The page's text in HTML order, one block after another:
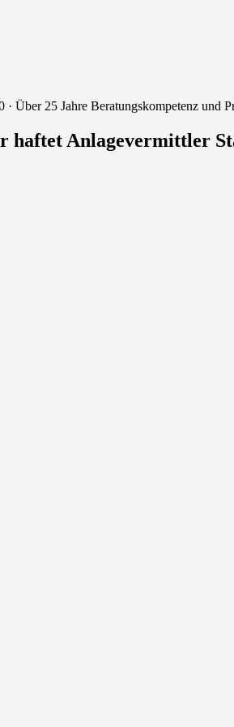
Über 25 Jahre Beratungskompetenz und
haftet Anlagevermittler